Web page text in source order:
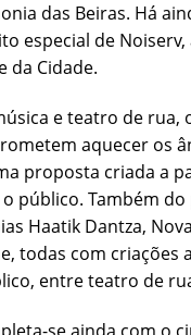
das Beiras. Há
especial de
da Cidade.
e teatro de rua,
aquecer os
proposta criada a
público. Também do
Haatik Dantza,
todas com criações
entre teatro de